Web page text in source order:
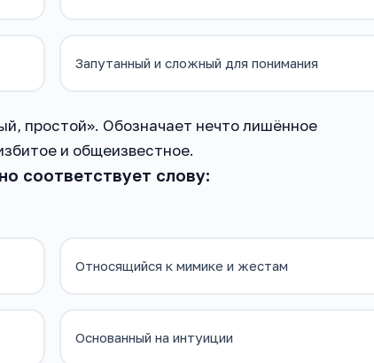
Запутанный и сложный для понимания
простой». Обозначает нечто лишённое
и общеизвестное.
соответствует слову:
Относящийся к мимике и жестам
Основанный на интуиции